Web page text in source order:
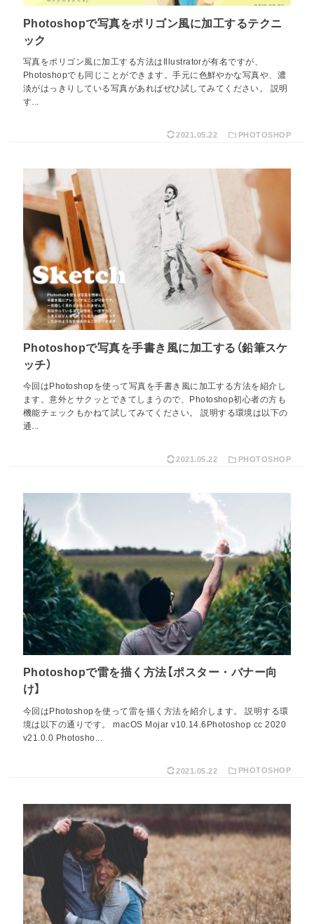
Photoshopで写真をポリゴン風に加工するテクニ
ック
写真をポリゴン風に加工する方法はIllustratorが有名ですが、
Photoshopでも同じことができます。手元に色鮮やかな写真や、濃
淡がはっきりしている写真があればぜひ試してみてください。 説明
す...
2021.05.22 PHOTOSHOP
Photoshopで写真を手書き風に加工する（鉛筆スケ
ッチ）
今回はPhotoshopを使って写真を手書き風に加工する方法を紹介し
ます。意外とサクッとできてしまうので、Photoshop初心者の方も
機能チェックもかねて試してみてください。 説明する環境は以下の
通...
2021.05.22 PHOTOSHOP
Photoshopで雷を描く方法【ポスター・バナー向
け】
今回はPhotoshopを使って雷を描く方法を紹介します。 説明する環
境は以下の通りです。 macOS Mojar v10.14.6Photoshop cc 2020
v21.0.0 Photosho...
2021.05.22 PHOTOSHOP